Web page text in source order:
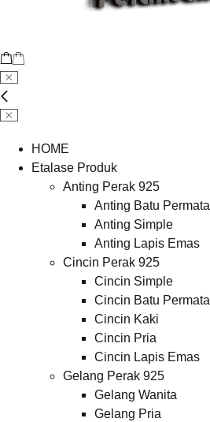
HOME
Etalase Produk
Anting Perak 925
Anting Batu Permata
Anting Simple
Anting Lapis Emas
Cincin Perak 925
Cincin Simple
Cincin Batu Permata
Cincin Kaki
Cincin Pria
Cincin Lapis Emas
Gelang Perak 925
Gelang Wanita
Gelang Pria